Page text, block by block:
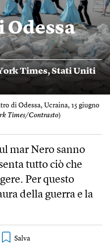
di Odessa, Ucraina, 15 giugno
Times/Contrasto)
Odessa
Times,Stati Uniti
mar Nero sanno
tutto ciò che
Per questo
della guerra e la